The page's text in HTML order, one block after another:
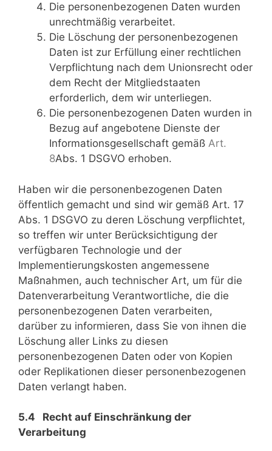
Die personenbezogenen Daten wurden
unrechtmäßig verarbeitet.
Die Löschung der personenbezogenen
Daten ist zur Erfüllung einer rechtlichen
Verpflichtung nach dem Unionsrecht oder
dem Recht der Mitgliedstaaten
erforderlich, dem wir unterliegen.
Die personenbezogenen Daten wurden in
Bezug auf angebotene Dienste der
Informationsgesellschaft gemäß Art.
8Abs. 1 DSGVO erhoben.
Haben wir die personenbezogenen Daten
öffentlich gemacht und sind wir gemäß Art. 17
Abs. 1 DSGVO zu deren Löschung verpflichtet,
so treffen wir unter Berücksichtigung der
verfügbaren Technologie und der
Implementierungskosten angemessene
Maßnahmen, auch technischer Art, um für die
Datenverarbeitung Verantwortliche, die die
personenbezogenen Daten verarbeiten,
darüber zu informieren, dass Sie von ihnen die
Löschung aller Links zu diesen
personenbezogenen Daten oder von Kopien
oder Replikationen dieser personenbezogenen
Daten verlangt haben.
5.4 Recht auf Einschränkung der
Verarbeitung